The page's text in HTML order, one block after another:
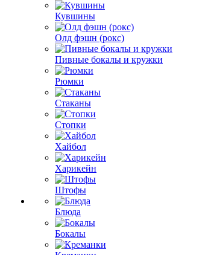
Кувшины
Олд фэшн (рокс)
Пивные бокалы и кружки
Рюмки
Стаканы
Стопки
Хайбол
Харикейн
Штофы
Блюда
Бокалы